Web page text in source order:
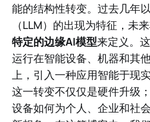
能的结构性转变。过去几年
（LLM）的出现为特征，未
特定的边缘AI模型来定义。
运行在智能设备、机器和其
上，引入一种应用智能于现
这一转变不仅仅是硬件升级
设备如何为个人、企业和社